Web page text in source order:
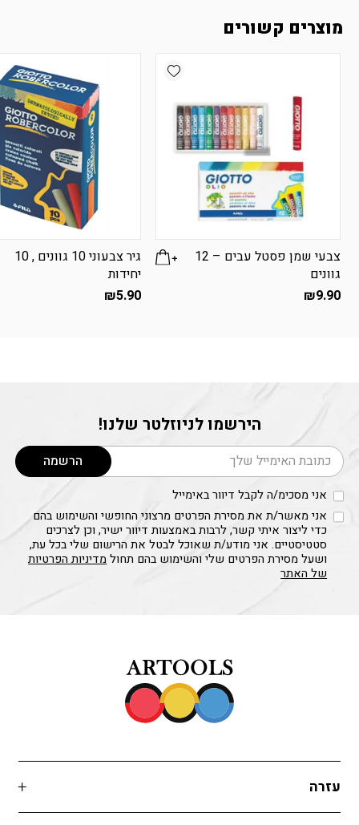
מוצרים קשורים
Add wishlist
צבעי שמן פסטל עבים – 12
גוונים
₪9.90
גיר צבעוני 10 גוונים , 10
יחידות
₪5.90
הירשמו לניוזלטר שלנו!
דוא׳׳ל הרשמה
אני מסכימ/ה לקבל דיוור באימייל
אני מאשר/ת את מסירת הפרטים מרצוני החופשי והשימוש בהם
כדי ליצור איתי קשר, לרבות באמצעות דיוור ישיר, וכן לצרכים
סטטיסטיים. אני מודע/ת שאוכל לבטל את הרישום שלי בכל עת,
ושעל מסירת הפרטים שלי והשימוש בהם תחולמדיניות הפרטיות
של האתר
עזרה